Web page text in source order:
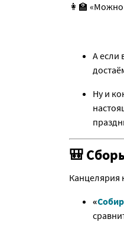
👩‍🏫
А если
Ну и
🎒
Канцелярия
«